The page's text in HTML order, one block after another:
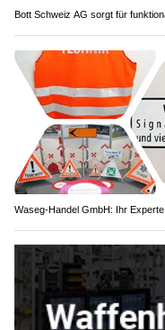
Bott Schweiz AG sorgt für
Waseg-Handel GmbH: Ihr